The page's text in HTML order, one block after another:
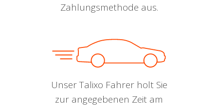
Zahlungsmethode aus.
Unser Talixo Fahrer holt Sie
zur angegebenen Zeit am